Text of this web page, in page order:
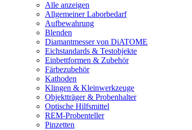
Alle anzeigen
Allgemeiner Laborbedarf
Aufbewahrung
Blenden
Diamantmesser von DiATOME
Eichstandards & Testobjekte
Einbettformen & Zubehör
Färbezubehör
Kathoden
Klingen & Kleinwerkzeuge
Objektträger & Probenhalter
Optische Hilfsmittel
REM-Probenteller
Pinzetten